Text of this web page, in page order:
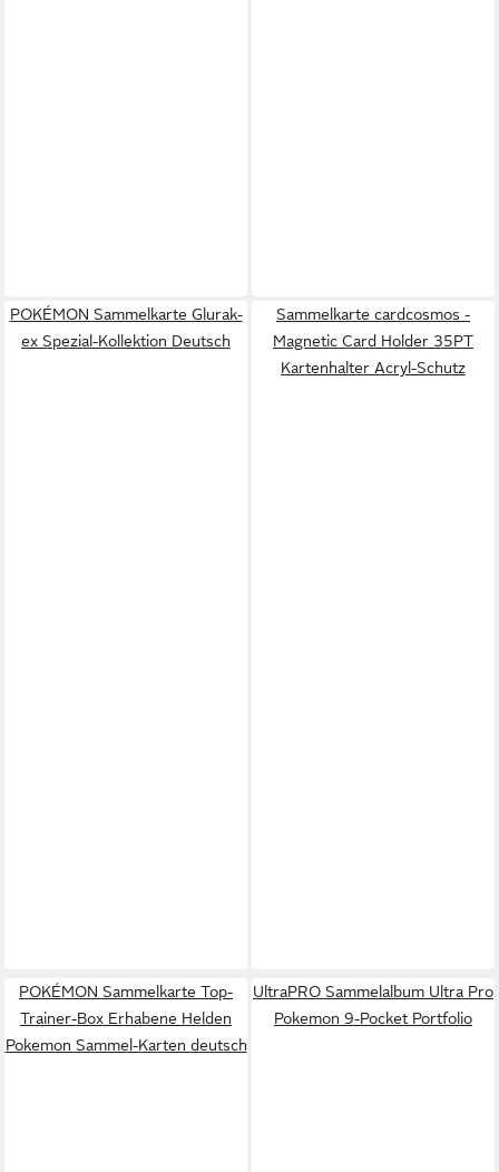
POKÉMON Sammelkarte Glurak-
ex Spezial-Kollektion Deutsch
Sammelkarte cardcosmos -
Magnetic Card Holder 35PT
Kartenhalter Acryl-Schutz
POKÉMON Sammelkarte Top-
Trainer-Box Erhabene Helden
Pokemon Sammel-Karten deutsch
UltraPRO Sammelalbum Ultra Pro
Pokemon 9-Pocket Portfolio